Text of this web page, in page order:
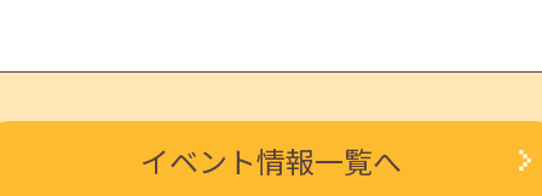
ョン 報・連・相 14:00～14:30
イベント情報一覧へ